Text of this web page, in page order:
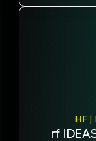
HF |
rf